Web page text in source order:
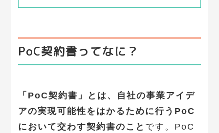
PoC契約書ってなに？
「PoC契約書」とは、自社の事業アイデ
アの実現可能性をはかるために行うPoC
において交わす契約書のこと です。PoC